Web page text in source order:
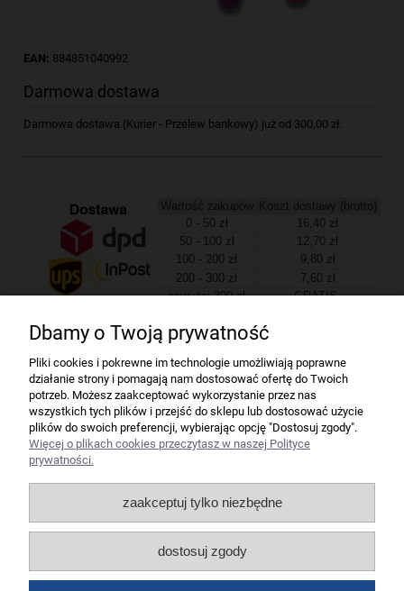
EAN: 884851040992
Darmowa dostawa
Darmowa dostawa (Kurier - Przelew bankowy) już od 300,00 zł.
Wartość zakupów
Koszt dostawy (brutto)
0 - 50 zł
16,40 zł
50 - 100 zł
12,70 zł
100 - 200 zł
9,80 zł
200 - 300 zł
7,60 zł
powyżej 300 zł
GRATIS
Firma
Bindownice wg producentów
Niszczarki wg producentów
Liczarki pieniędzy
Dbamy o Twoją prywatność
Pliki cookies i pokrewne im technologie umożliwiają poprawne
działanie strony i pomagają nam dostosować ofertę do Twoich
potrzeb. Możesz zaakceptować wykorzystanie przez nas
wszystkich tych plików i przejść do sklepu lub dostosować użycie
plików do swoich preferencji, wybierając opcję "Dostosuj zgody".
Więcej o plikach cookies przeczytasz w naszej Polityce
prywatności.
zaakceptuj tylko niezbędne
dostosuj zgody